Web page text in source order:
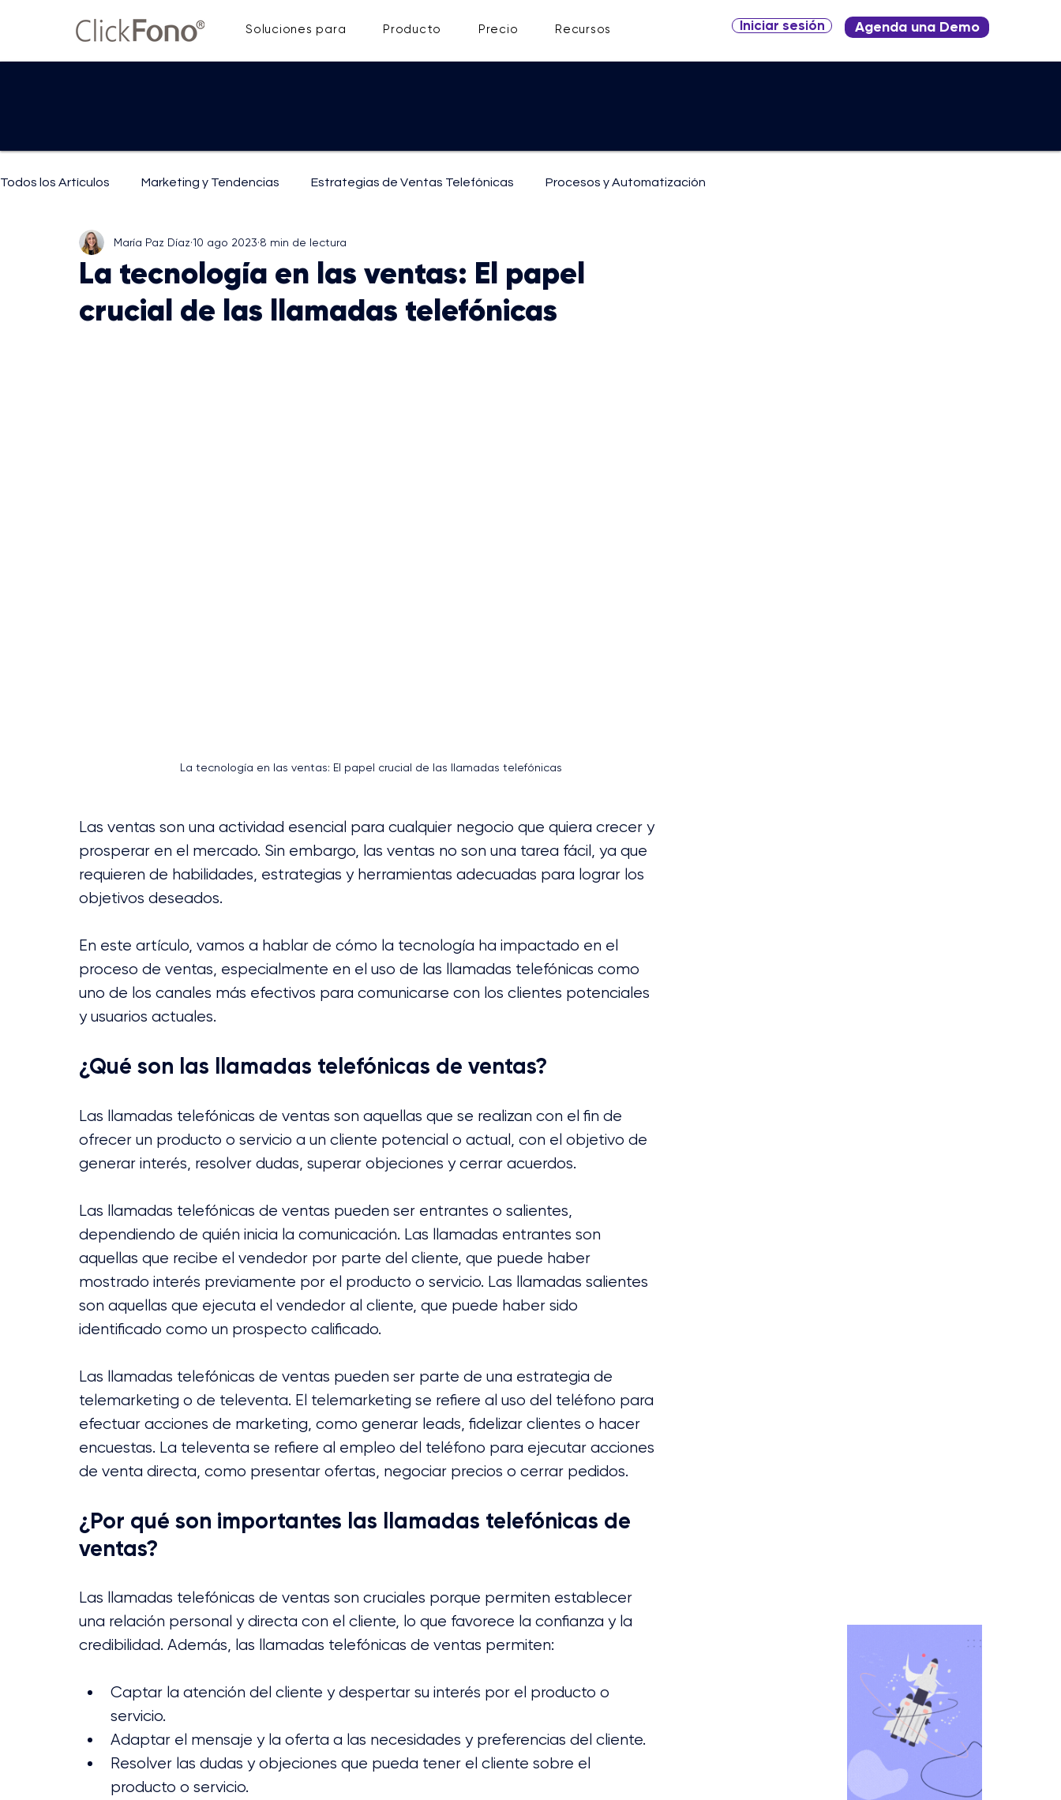
Soluciones para Producto Precio Recursos Iniciar sesión Agenda una Demo
Todos los Artículos Marketing y Tendencias Estrategias de Ventas Telefónicas Procesos y Automatización
IA y Tecnología Mejoras y Técnicas de Comunicación
La tecnología en las ventas: El papel
crucial de las llamadas telefónicas
María Paz Díaz 10 ago 2023 8 min de lectura
La tecnología en las ventas: El papel crucial de las llamadas telefónicas
Las ventas son una actividad esencial para cualquier negocio que quiera crecer y
prosperar en el mercado. Sin embargo, las ventas no son una tarea fácil, ya que
requieren de habilidades, estrategias y herramientas adecuadas para lograr los
objetivos deseados.
En este artículo, vamos a hablar de cómo la tecnología ha impactado en el
proceso de ventas, especialmente en el uso de las llamadas telefónicas como
uno de los canales más efectivos para comunicarse con los clientes potenciales
y usuarios actuales.
¿Qué son las llamadas telefónicas de ventas?
Las llamadas telefónicas de ventas son aquellas que se realizan con el fin de
ofrecer un producto o servicio a un cliente potencial o actual, con el objetivo de
generar interés, resolver dudas, superar objeciones y cerrar acuerdos.
Las llamadas telefónicas de ventas pueden ser entrantes o salientes,
dependiendo de quién inicia la comunicación. Las llamadas entrantes son
aquellas que recibe el vendedor por parte del cliente, que puede haber
mostrado interés previamente por el producto o servicio. Las llamadas salientes
son aquellas que ejecuta el vendedor al cliente, que puede haber sido
identificado como un prospecto calificado.
Las llamadas telefónicas de ventas pueden ser parte de una estrategia de
telemarketing o de televenta. El telemarketing se refiere al uso del teléfono para
efectuar acciones de marketing, como generar leads, fidelizar clientes o hacer
encuestas. La televenta se refiere al empleo del teléfono para ejecutar acciones
de venta directa, como presentar ofertas, negociar precios o cerrar pedidos.
¿Por qué son importantes las llamadas telefónicas de
ventas?
Las llamadas telefónicas de ventas son cruciales porque permiten establecer
una relación personal y directa con el cliente, lo que favorece la confianza y la
credibilidad. Además, las llamadas telefónicas de ventas permiten:
Captar la atención del cliente y despertar su interés por el producto o
servicio.
Adaptar el mensaje y la oferta a las necesidades y preferencias del cliente.
Resolver las dudas y objeciones que pueda tener el cliente sobre el
producto o servicio.